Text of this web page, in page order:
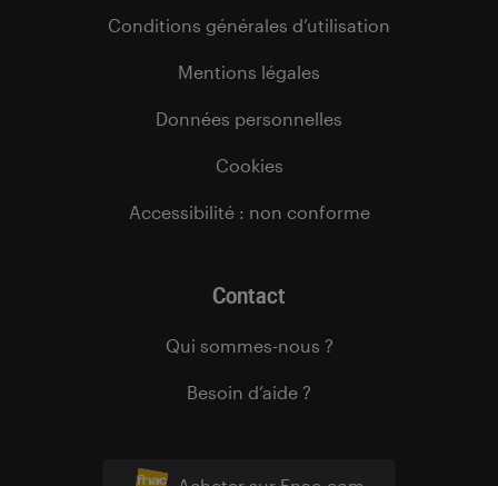
Conditions générales d’utilisation
Mentions légales
Données personnelles
Cookies
Accessibilité : non conforme
Contact
Qui sommes-nous ?
Besoin d’aide ?